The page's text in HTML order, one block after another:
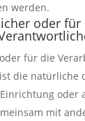
werden.
oder für
für die
die natürliche
oder
mit